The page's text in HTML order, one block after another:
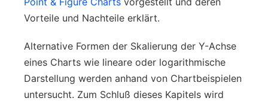
Vorteile und Nachteile erklärt.
Alternative Formen der Skalierung der Y-Achse
eines Charts wie lineare oder logarithmische
Darstellung werden anhand von Chartbeispielen
untersucht. Zum Schluß dieses Kapitels wird